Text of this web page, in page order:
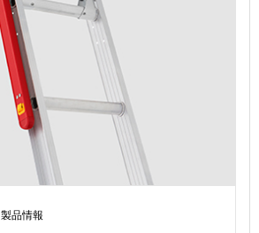
製品情報